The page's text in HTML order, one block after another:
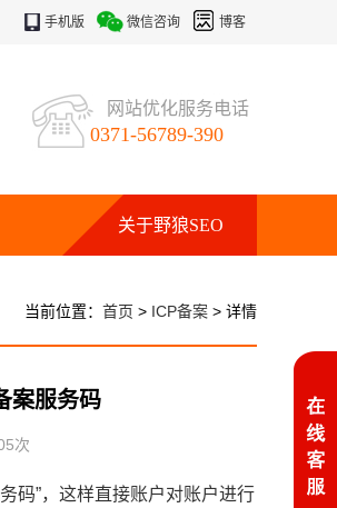
手机版 微信咨询 博客
网站优化服务电话
0371-56789-390
关于野狼SEO
当前位置： 首页 > ICP备案 > 详情
案服务码
次
码”，这样直接账户对账户进行